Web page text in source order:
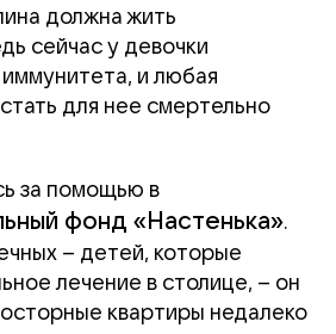
должна жить
сейчас у девочки
и любая
для нее смертельно
за помощью в
фонд «Настенька».
– детей, которые
лечение в столице, – он
квартиры недалеко